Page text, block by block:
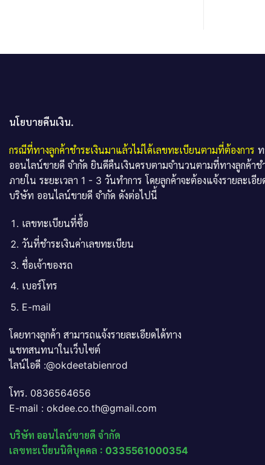
นโยบายคืนเงิน.
กรณีที่ทางลูกค้าชำระเงินมาแล้วไม่ได้เลขทะเบียนตามที่ต้องการ
ออนไลน์ขายดี จำกัด ยินดีคืนเงินครบตามจำนวนตามที่ทางลูกค้าช
ภายใน ระยะเวลา 1 - 3 วันทำการ โดยลูกค้าจะต้องแจ้งรายละเอีย
บริษัท ออนไลน์ขายดี จำกัด ดังต่อไปนี้
เลขทะเบียนที่ซื้อ
วันที่ชำระเงินค่าเลขทะเบียน
ชื่อเจ้าของรถ
เบอร์โทร
E-mail
โดยทางลูกค้า สามารถแจ้งรายละเอียดได้ทาง
แชทสนทนาในเว็บไซต์
ไลน์ไอดี :@okdeetabienrod
โทร. 0836564656
E-mail : okdee.co.th@gmail.com
บริษัท ออนไลน์ขายดี จำกัด
เลขทะเบียนนิติบุคคล : 0335561000354